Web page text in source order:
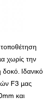
χωρίς την
Ιδανικό
F3 μας
και